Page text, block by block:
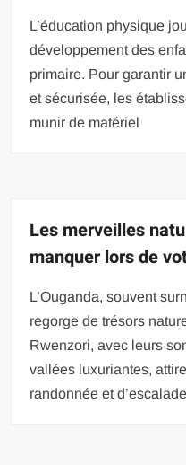
L’éducation physique
développement des
primaire. Pour garantir
et sécurisée, les
munir de matériel
Les merveilles
manquer lors de
L’Ouganda, souvent
regorge de trésors
Rwenzori, avec leurs
vallées luxuriantes,
randonnée et